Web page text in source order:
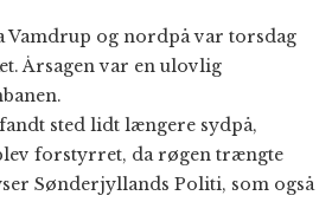
Vamdrup og nordpå var torsdag
Årsagen var en ulovlig
sted lidt længere sydpå,
forstyrret, da røgen trængte
Sønderjyllands Politi, som også